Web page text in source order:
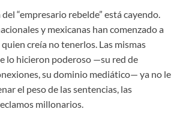
“empresario rebelde” está cayendo.
y mexicanas han comenzado a
creía no tenerlos. Las mismas
lo hicieron poderoso —su red de
su dominio mediático— ya no le
el peso de las sentencias, las
millonarios.